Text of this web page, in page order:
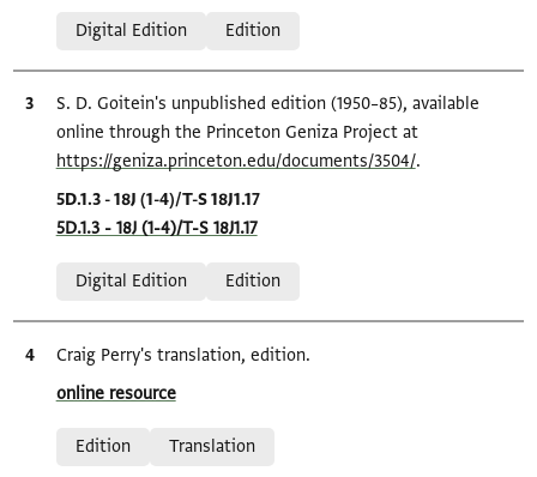
Digital Edition
Edition
Bibliographic citation
S. D. Goitein's unpublished edition (1950–85), available
online through the Princeton Geniza Project at
https://geniza.princeton.edu/documents/3504/.
Location in source
5D.1.3 - 18J (1-4)/T-S 18J1.17
5D.1.3 - 18J (1-4)/T-S 18J1.17
Digital Edition
Edition
Bibliographic citation
Craig Perry's translation, edition.
Location in source
online resource
Edition
Translation